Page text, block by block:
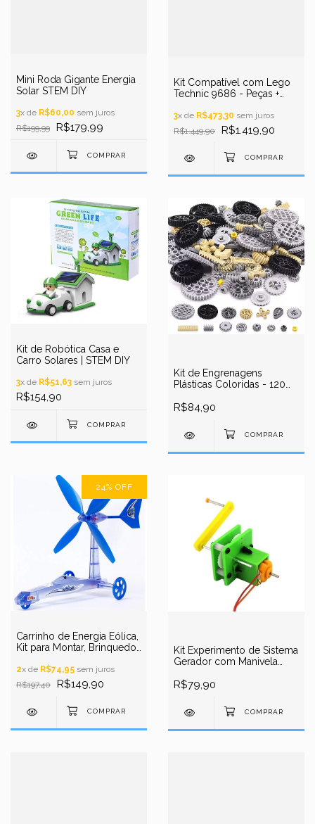
Mini Roda Gigante Energia
Solar STEM DIY
3x de R$60,00 sem juros
R$199,99
R$179,99
Kit Compatível com Lego
Technic 9686 - Peças +
de Robótica, +300pçs
3x de R$473,30 sem juros
R$1.449,90
R$1.419,90
Kit de Robótica Casa e
Carro Solares | STEM DIY
3x de R$51,63 sem juros
R$154,90
Kit de Engrenagens
Plásticas Coloridas - 120
R$84,90
24% OFF
Carrinho de Energia Eólica,
Kit para Montar, Brinquedo
2x de R$74,95 sem juros
R$197,40
R$149,90
Kit Experimento de Sistema
Gerador com Manivela
STEM | J190B S2
R$79,90